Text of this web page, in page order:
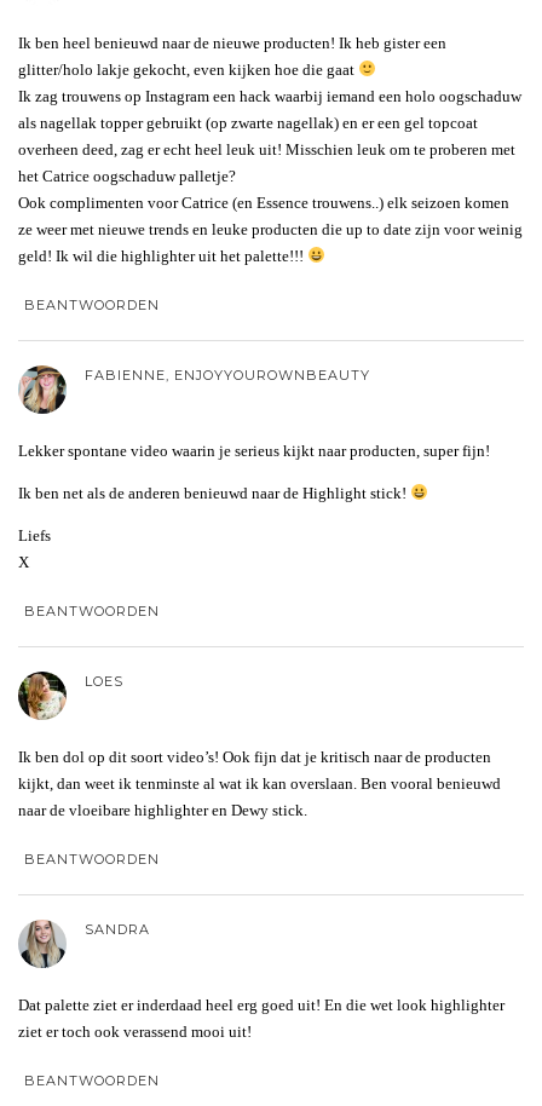
Ik ben heel benieuwd naar de nieuwe producten! Ik heb gister een
glitter/holo lakje gekocht, even kijken hoe die gaat
Ik zag trouwens op Instagram een hack waarbij iemand een holo oogschaduw
als nagellak topper gebruikt (op zwarte nagellak) en er een gel topcoat
overheen deed, zag er echt heel leuk uit! Misschien leuk om te proberen met
het Catrice oogschaduw palletje?
Ook complimenten voor Catrice (en Essence trouwens..) elk seizoen komen
ze weer met nieuwe trends en leuke producten die up to date zijn voor weinig
geld! Ik wil die highlighter uit het palette!!!
BEANTWOORDEN
FABIENNE, ENJOYYOUROWNBEAUTY
Lekker spontane video waarin je serieus kijkt naar producten, super fijn!
Ik ben net als de anderen benieuwd naar de Highlight stick!
Liefs
X
BEANTWOORDEN
LOES
Ik ben dol op dit soort video’s! Ook fijn dat je kritisch naar de producten
kijkt, dan weet ik tenminste al wat ik kan overslaan. Ben vooral benieuwd
naar de vloeibare highlighter en Dewy stick.
BEANTWOORDEN
SANDRA
Dat palette ziet er inderdaad heel erg goed uit! En die wet look highlighter
ziet er toch ook verassend mooi uit!
BEANTWOORDEN